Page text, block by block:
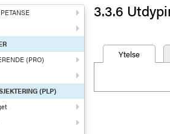
(PRO)
(PLP)
3.3.6
Ytelse